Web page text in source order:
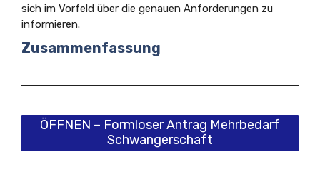
sich im Vorfeld über die genauen Anforderungen zu
informieren.
Zusammenfassung
ÖFFNEN – Formloser Antrag Mehrbedarf
Schwangerschaft